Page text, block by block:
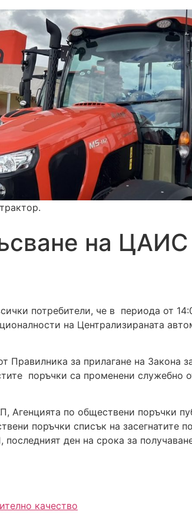
на
потребители, че в периода от
на Централизираната
Правилника за прилагане на
поръчки са променени
Агенцията по обществени поръчки
поръчки списък на засегнатите
ден на срока за
качество